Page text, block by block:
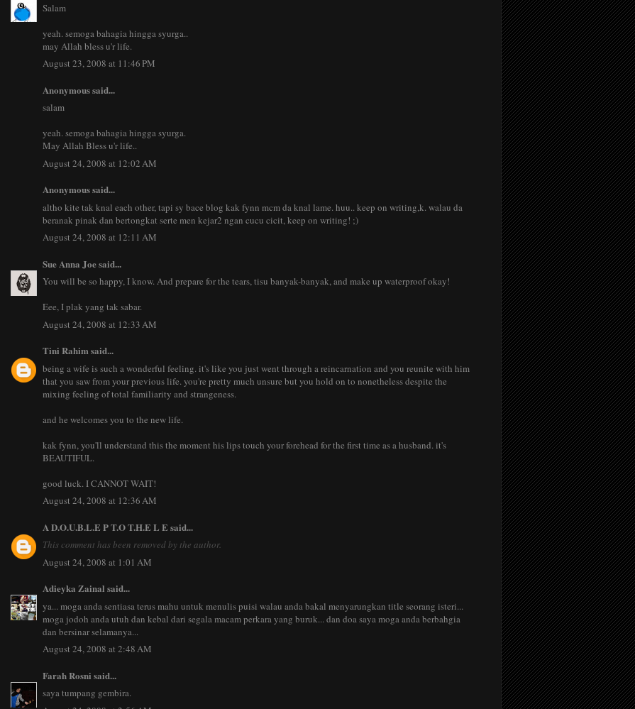
Salam
yeah. semoga bahagia hingga syurga..
may Allah bless u'r life.
August 23, 2008 at 11:46 PM
Anonymous said...
salam
yeah. semoga bahagia hingga syurga.
May Allah Bless u'r life..
August 24, 2008 at 12:02 AM
Anonymous said...
altho kite tak knal each other, tapi sy bace blog kak fynn mcm da knal lame. huu.. keep on writing,k. walau da
beranak pinak dan bertongkat serte men kejar2 ngan cucu cicit, keep on writing! ;)
August 24, 2008 at 12:11 AM
Sue Anna Joesaid...
You will be so happy, I know. And prepare for the tears, tisu banyak-banyak, and make up waterproof okay!
Eee, I plak yang tak sabar.
August 24, 2008 at 12:33 AM
Tini Rahimsaid...
being a wife is such a wonderful feeling. it's like you just went through a reincarnation and you reunite with him
that you saw from your previous life. you're pretty much unsure but you hold on to nonetheless despite the
mixing feeling of total familiarity and strangeness.
and he welcomes you to the new life.
kak fynn, you'll understand this the moment his lips touch your forehead for the first time as a husband. it's
BEAUTIFUL.
good luck. I CANNOT WAIT!
August 24, 2008 at 12:36 AM
A D.O.U.B.L.E P T.O T.H.E L Esaid...
This comment has been removed by the author.
August 24, 2008 at 1:01 AM
Adieyka Zainal said...
ya... moga anda sentiasa terus mahu untuk menulis puisi walau anda bakal menyarungkan title seorang isteri...
moga jodoh anda utuh dan kebal dari segala macam perkara yang buruk... dan doa saya moga anda berbahgia
dan bersinar selamanya...
August 24, 2008 at 2:48 AM
Farah Rosni said...
saya tumpang gembira.